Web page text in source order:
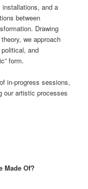
installations, and a
between
Drawing
we approach
and
form.
in-progress sessions,
our artistic processes
Made Of?